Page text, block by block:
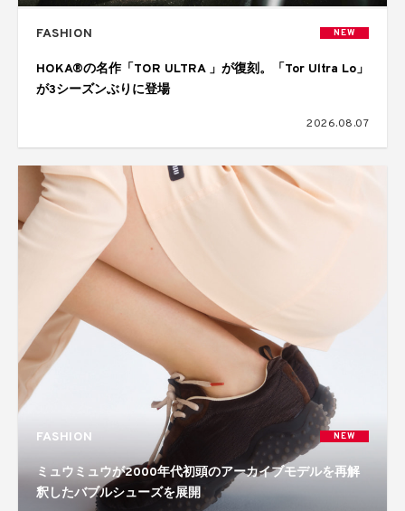
FASHION NEW
HOKA®の名作「TOR ULTRA 」が復刻。「Tor Ultra Lo」
が3シーズンぶりに登場
2026.08.07
FASHION NEW
ミュウミュウが2000年代初頭のアーカイブモデルを再解
釈したバブルシューズを展開